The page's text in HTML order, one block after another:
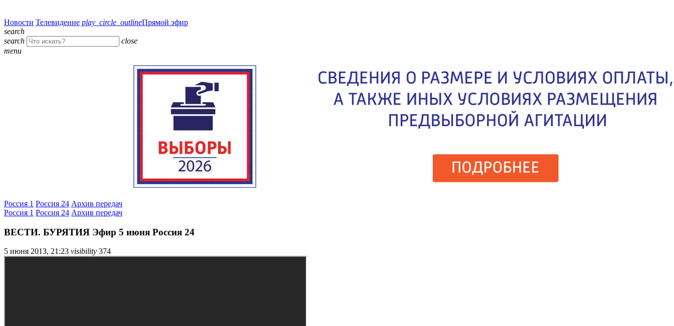
Новости Телевидение play_circle_outlineПрямой эфир
search
search
close
menu
Россия 1 Россия 24 Архив передач
Россия 1 Россия 24 Архив передач
ВЕСТИ. БУРЯТИЯ Эфир 5 июня Россия 24
5 июня 2013, 21:23 visibility 374